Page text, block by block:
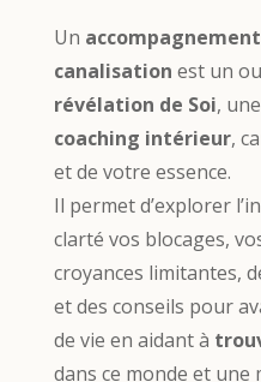
Un
canalisation est un
révélation de Soi,
coaching intérieur,
et de votre essence.
Il permet d’explorer
clarté vos blocages,
croyances limitantes,
et des conseils pour
de vie en aidant à
dans ce monde et une